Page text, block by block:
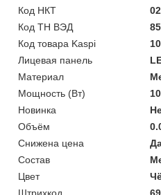
Код НКТ
Код ТН ВЭД
Код товара Kaspi
Лицевая панель
Материал
Мощность (Bт)
Новинка
Объём
Снижена цена
Состав
Цвет
Штрихкод